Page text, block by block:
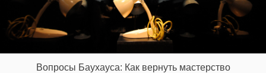
Вопросы Баухауса: Как вернуть мастерство